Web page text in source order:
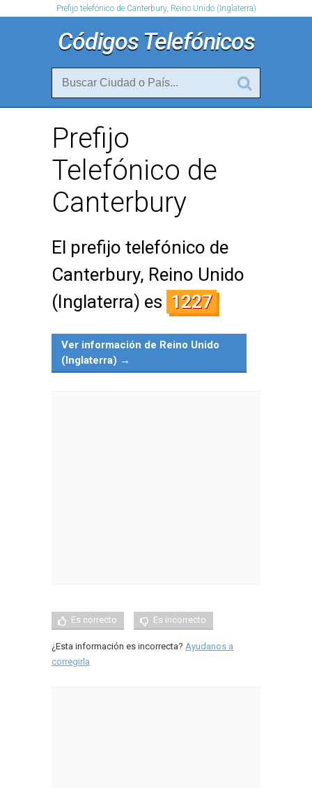
Prefijo telefónico de Canterbury, Reino Unido (Inglaterra)
Códigos Telefónicos
Prefijo
Telefónico de
Canterbury
El prefijo telefónico de
Canterbury, Reino Unido
(Inglaterra) es 1227
Ver información de Reino Unido
(Inglaterra) →
Es correcto Es incorrecto
¿Esta información es incorrecta? Ayudanos a
corregirla